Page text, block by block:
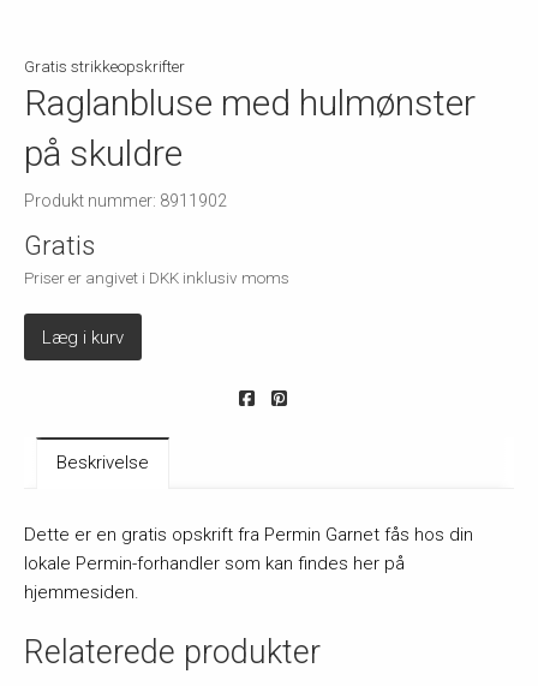
Gratis strikkeopskrifter
Raglanbluse med hulmønster
på skuldre
Produkt nummer: 8911902
Gratis
Priser er angivet i DKK inklusiv moms
Læg i kurv
Beskrivelse
Dette er en gratis opskrift fra Permin Garnet fås hos din
lokale Permin-forhandler som kan findes her på
hjemmesiden.
Relaterede produkter